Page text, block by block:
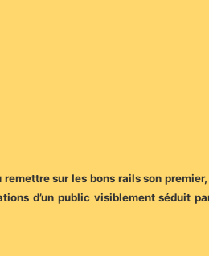
sur les bons rails son
d’un public visiblement séduit